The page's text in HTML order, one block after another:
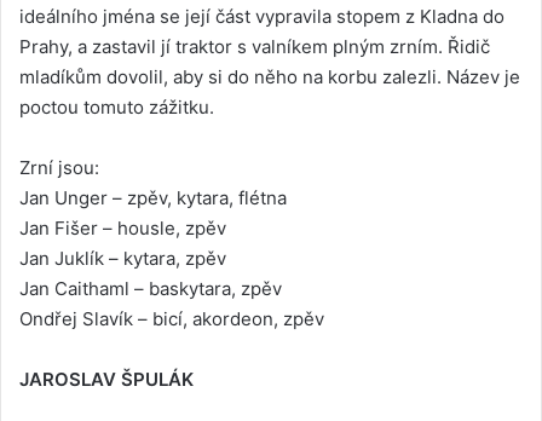
ideálního jména se její část vypravila stopem z Kladna do
Prahy, a zastavil jí traktor s valníkem plným zrním. Řidič
mladíkům dovolil, aby si do něho na korbu zalezli. Název je
poctou tomuto zážitku.
Zrní jsou:
Jan Unger – zpěv, kytara, flétna
Jan Fišer – housle, zpěv
Jan Juklík – kytara, zpěv
Jan Caithaml – baskytara, zpěv
Ondřej Slavík – bicí, akordeon, zpěv
JAROSLAV ŠPULÁK